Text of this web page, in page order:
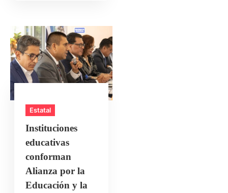
Estatal
Instituciones
educativas
conforman
Alianza por la
Educación y la